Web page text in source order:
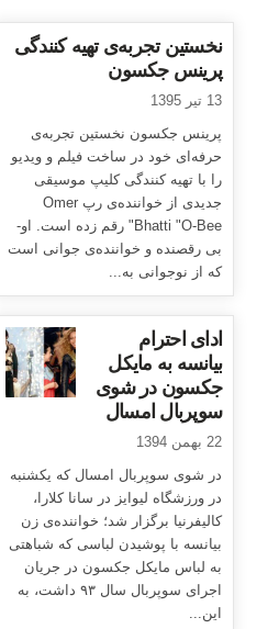
نخستین تجربه‌ی تهیه کنندگی
پرینس جکسون
13 تیر 1395
پرینس جکسون نخستین تجربه‌ی
حرفه‌ای خود در ساخت فیلم و ویدیو
را با تهیه کنندگی کلیپ موسیقی
جدیدی از خواننده‌ی رپ Omer
Bhatti "O-Bee" رقم زده است. او-
بی رقصنده و خواننده‌ی جوانی است
که از نوجوانی به...
ادای احترام
بیانسه به مایکل
جکسون در شوی
سوپربال امسال
22 بهمن 1394
در شوی سوپربال امسال که یکشنبه
در ورزشگاه لیوایز در سانا کلارا،
کالیفرنیا برگزار شد؛ خواننده‌ی زن
بیانسه با پوشیدن لباسی که شباهتی
به لباس مایکل جکسون در جریان
اجرای سوپربال سال ۹۳ داشت، به
این...